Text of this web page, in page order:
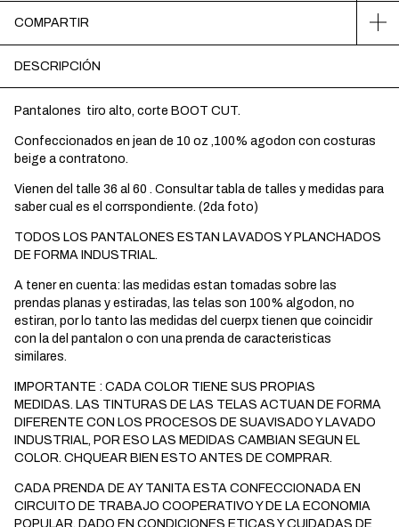
COMPARTIR
DESCRIPCIÓN
Pantalones tiro alto, corte BOOT CUT.
Confeccionados en jean de 10 oz ,100% agodon con costuras
beige a contratono.
Vienen del talle 36 al 60 . Consultar tabla de talles y medidas para
saber cual es el corrspondiente. (2da foto)
TODOS LOS PANTALONES ESTAN LAVADOS Y PLANCHADOS
DE FORMA INDUSTRIAL.
A tener en cuenta: las medidas estan tomadas sobre las
prendas planas y estiradas, las telas son 100% algodon, no
estiran, por lo tanto las medidas del cuerpx tienen que coincidir
con la del pantalon o con una prenda de caracteristicas
similares.
IMPORTANTE : CADA COLOR TIENE SUS PROPIAS
MEDIDAS. LAS TINTURAS DE LAS TELAS ACTUAN DE FORMA
DIFERENTE CON LOS PROCESOS DE SUAVISADO Y LAVADO
INDUSTRIAL, POR ESO LAS MEDIDAS CAMBIAN SEGUN EL
COLOR. CHQUEAR BIEN ESTO ANTES DE COMPRAR.
CADA PRENDA DE AY TANITA ESTA CONFECCIONADA EN
CIRCUITO DE TRABAJO COOPERATIVO Y DE LA ECONOMIA
POPULAR, DADO EN CONDICIONES ETICAS Y CUIDADAS DE